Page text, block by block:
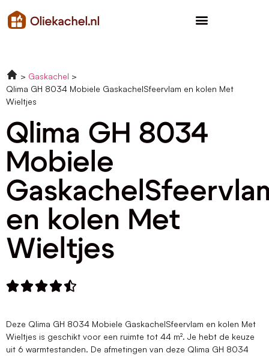
Gaskachel
Qlima GH 8034 Mobiele GaskachelSfeervlam en kolen Met
Wieltjes
Qlima GH 8034
Mobiele
en kolen Met
Wieltjes

Deze Qlima GH 8034 Mobiele GaskachelSfeervlam en kolen Met
Wieltjes is geschikt voor een ruimte tot 44 m². Je hebt de keuze
uit 6 warmtestanden. De afmetingen van deze Qlima GH 8034